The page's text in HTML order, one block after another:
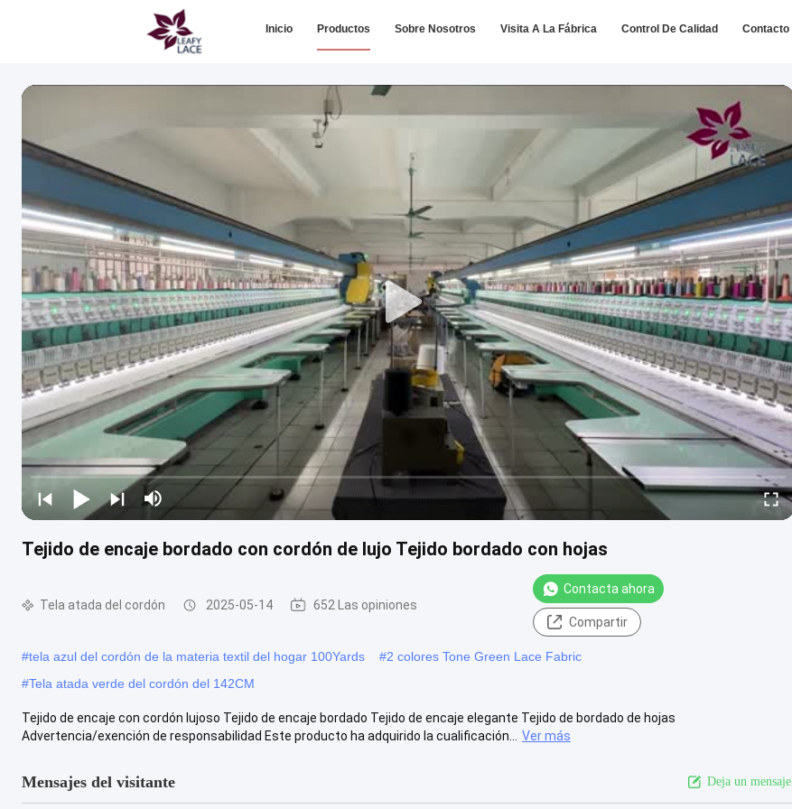
Inicio Productos Sobre Nosotros Visita A La Fábrica Control De Calidad Contacto
Tejido de encaje bordado con cordón de lujo Tejido bordado con hojas
Tela atada del cordón 2025-05-14 652 Las opiniones
Contacta ahora
Compartir
#tela azul del cordón de la materia textil del hogar 100Yards #2 colores Tone Green Lace Fabric
#Tela atada verde del cordón del 142CM
Tejido de encaje con cordón lujoso Tejido de encaje bordado Tejido de encaje elegante Tejido de bordado de hojas
Advertencia/exención de responsabilidad Este producto ha adquirido la cualificación...
Ver más
Mensajes del visitante Deja un mensaje.